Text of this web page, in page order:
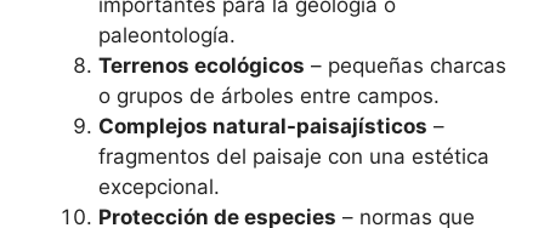
paleontología.
Terrenos ecológicos – pequeñas charcas
o grupos de árboles entre campos.
Complejos natural-paisajísticos –
fragmentos del paisaje con una estética
excepcional.
Protección de especies – normas que